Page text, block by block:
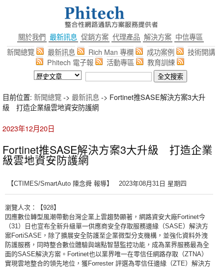
關於我們 最新訊息 促銷方案 代理產品 解決方案 中信專區
新聞總覽
最新訊息 Rich Man 專欄 成功案例
技術開講
Phitech 電子報
活動專區 教育訓練
目前位置: 新聞總覽-> 最新訊息 -> Fortinet推SASE解決方案3大升
級 打造企業級雲地資安防護網
2023年12月20日
Fortinet推SASE解決方案3大升級 打造企業
級雲地資安防護網
【CTIMES/SmartAuto 陳念舜 報導】 2023年08月31日 星期四
瀏覽人次：【928】
因應數位轉型風潮帶動台灣企業上雲趨勢顯著，網路資安大廠Fortinet今
（31）日也宣布全新升級單一供應商安全存取服務邊緣（SASE）解決方
案FortiSASE，除了擴展安全防護至企業微型分支機構，並強化資料外洩
防護服務，同時整合數位體驗與端點智慧監控功能，成為業界服務最為全
面的SASE解決方案。Fortinet也以業界唯一在零信任網路存取（ZTNA）
實現雲地整合的領先地位，獲Forrester 評選為零信任邊緣（ZTE）解決方